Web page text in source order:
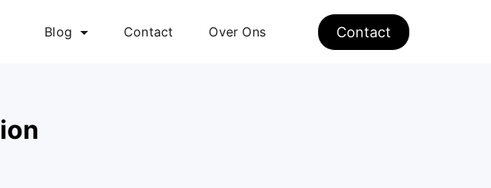
Blog Contact Over Ons Contact